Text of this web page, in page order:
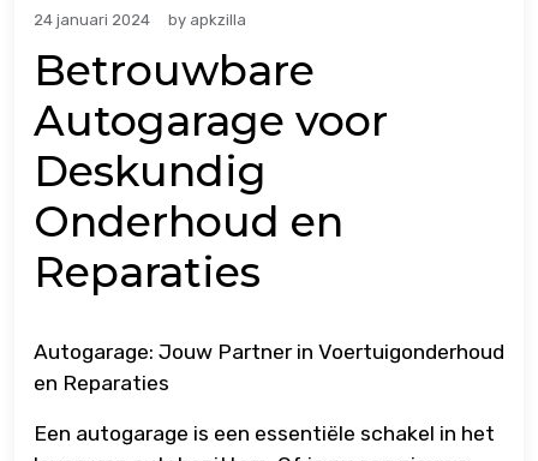
24 januari 2024 by apkzilla
Betrouwbare
Autogarage voor
Deskundig
Onderhoud en
Reparaties
Autogarage: Jouw Partner in Voertuigonderhoud
en Reparaties
Een autogarage is een essentiële schakel in het